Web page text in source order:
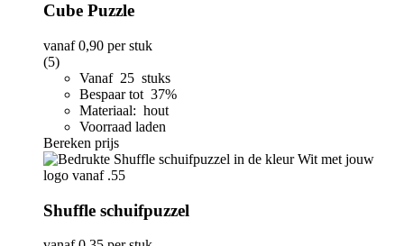
Cube Puzzle
vanaf0,90 per stuk
(5)
Vanaf 25 stuks
Bespaar tot 37%
Materiaal: hout
Voorraad laden
Bereken prijs
Shuffle schuifpuzzel